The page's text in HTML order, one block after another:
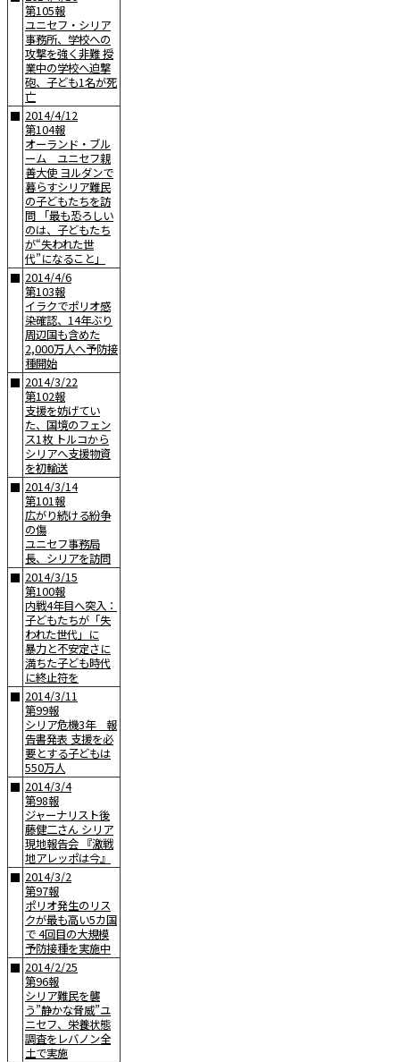
第105報
ユニセフ・シリア
事務所、学校への
攻撃を強く非難 授
業中の学校へ迫撃
砲、子ども1名が死
亡
■ 2014/4/12
第104報
オーランド・ブル
ーム ユニセフ親
善大使 ヨルダンで
暮らすシリア難民
の子どもたちを訪
問 「最も恐ろしい
のは、子どもたち
が“失われた世
代”になること」
■ 2014/4/6
第103報
イラクでポリオ感
染確認、14年ぶり
周辺国も含めた
2,000万人へ予防接
種開始
■ 2014/3/22
第102報
支援を妨げてい
た、国境のフェン
ス1枚 トルコから
シリアへ支援物資
を初輸送
■ 2014/3/14
第101報
広がり続ける紛争
の傷
ユニセフ事務局
長、シリアを訪問
■ 2014/3/15
第100報
内戦4年目へ突入：
子どもたちが「失
われた世代」に
暴力と不安定さに
満ちた子ども時代
に終止符を
■ 2014/3/11
第99報
シリア危機3年 報
告書発表 支援を必
要とする子どもは
550万人
■ 2014/3/4
第98報
ジャーナリスト後
藤健二さん シリア
現地報告会 『激戦
地アレッポは今』
■ 2014/3/2
第97報
ポリオ発生のリス
クが最も高い5カ国
で 4回目の大規模
予防接種を実施中
■ 2014/2/25
第96報
シリア難民を襲
う”静かな脅威”ユ
ニセフ、栄養状態
調査をレバノン全
土で実施